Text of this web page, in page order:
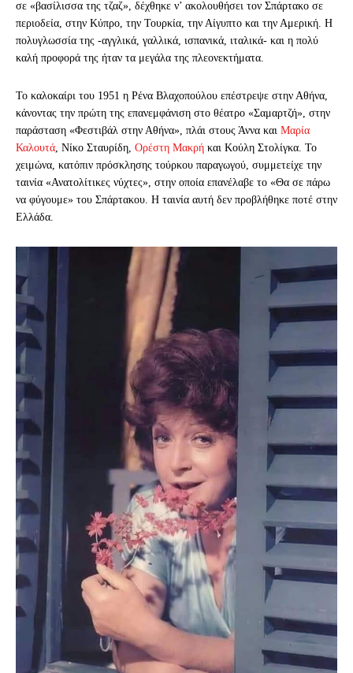
σε «βασίλισσα της τζαζ», δέχθηκε ν’ ακολουθήσει τον Σπάρτακο σε
περιοδεία, στην Κύπρο, την Τουρκία, την Αίγυπτο και την Αμερική. Η
πολυγλωσσία της -αγγλικά, γαλλικά, ισπανικά, ιταλικά- και η πολύ
καλή προφορά της ήταν τα μεγάλα της πλεονεκτήματα.
Το καλοκαίρι του 1951 η Ρένα Βλαχοπούλου επέστρεψε στην Αθήνα,
κάνοντας την πρώτη της επανεμφάνιση στο θέατρο «Σαμαρτζή», στην
παράσταση «Φεστιβάλ στην Αθήνα», πλάι στους Άννα και Μαρία
Καλουτά , Νίκο Σταυρίδη, Ορέστη Μακρή και Κούλη Στολίγκα. Το
χειμώνα, κατόπιν πρόσκλησης τούρκου παραγωγού, συμμετείχε την
ταινία «Ανατολίτικες νύχτες», στην οποία επανέλαβε το «Θα σε πάρω
να φύγουμε» του Σπάρτακου. Η ταινία αυτή δεν προβλήθηκε ποτέ στην
Ελλάδα.